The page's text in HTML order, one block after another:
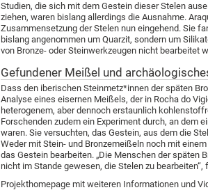
Studien, die sich mit dem Gestein dieser Stelen
ziehen, waren bislang allerdings die Ausnahme.
Zusammensetzung der Stelen nun eingehend. Sie
bislang angenommen um Quarzit, sondern um
von Bronze- oder Steinwerkzeugen nicht bearbeitet
Gefundener Meißel und
Dass den iberischen Steinmetz*innen der späten
Analyse eines eisernen Meißels, der in Rocha do
heterogenem, aber dennoch erstaunlich
Forschenden zudem ein Experiment durch, an dem
waren. Sie versuchten, das Gestein, aus dem die
Weder mit Stein- und Bronzemeißeln noch mit
das Gestein bearbeiten. „Die Menschen der späten
nicht im Stande gewesen, die Stelen zu
Projekthomepage mit weiteren Informationen und